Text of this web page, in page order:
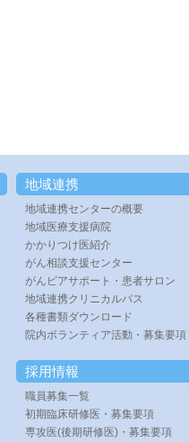
地域連携
地域連携センターの概要
地域医療支援病院
かかりつけ医紹介
がん相談支援センター
がんピアサポート・患者サロン
地域連携クリニカルパス
各種書類ダウンロード
院内ボランティア活動・募集要項
採用情報
職員募集一覧
初期臨床研修医・募集要項
専攻医(後期研修医)・募集要項